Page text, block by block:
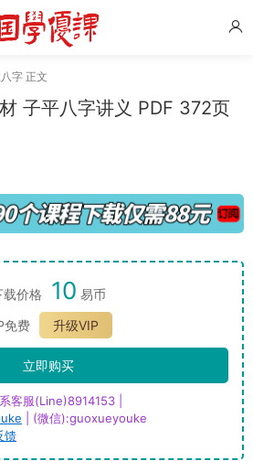
字 正文
子平八字讲义 PDF 372页
载价格 10 易币
免费
升级VIP
立即购买
客服(Line)8914153 |
| (微信):guoxueyouke
馈